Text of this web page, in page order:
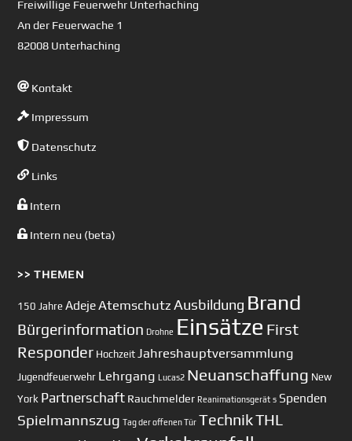
Freiwillige Feuerwehr Unterhaching
An der Feuerwache 1
82008 Unterhaching
Kontakt
Impressum
Datenschutz
Links
Intern
Intern neu (beta)
>> THEMEN
150 Jahre AdejeAtemschutz Ausbildung Brand
Bürgerinformation Drohne Einsätze First
Responder Hochzeit Jahreshauptversammlung
Jugendfeuerwehr Lehrgang Lucas2 Neuanschaffung New
York Partnerschaft Rauchmelder Reanimationsgerät s Spenden
Spielmannszug Tag der offenen Tür TechnikTHL